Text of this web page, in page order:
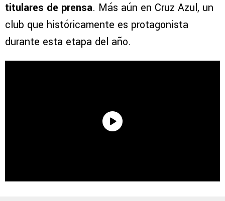
titulares de prensa. Más aún en Cruz Azul, un
club que históricamente es protagonista
durante esta etapa del año.